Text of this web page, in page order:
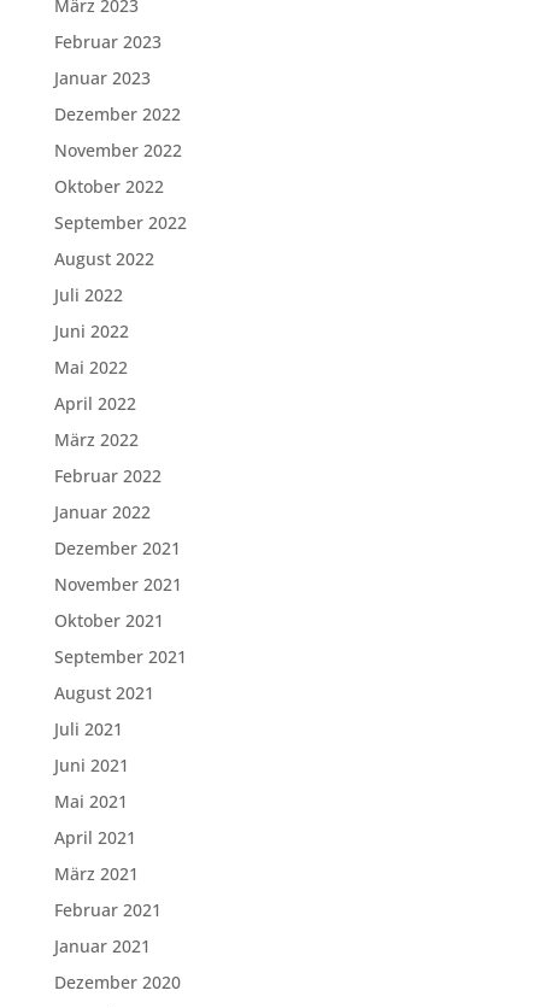
März 2023
Februar 2023
Januar 2023
Dezember 2022
November 2022
Oktober 2022
September 2022
August 2022
Juli 2022
Juni 2022
Mai 2022
April 2022
März 2022
Februar 2022
Januar 2022
Dezember 2021
November 2021
Oktober 2021
September 2021
August 2021
Juli 2021
Juni 2021
Mai 2021
April 2021
März 2021
Februar 2021
Januar 2021
Dezember 2020